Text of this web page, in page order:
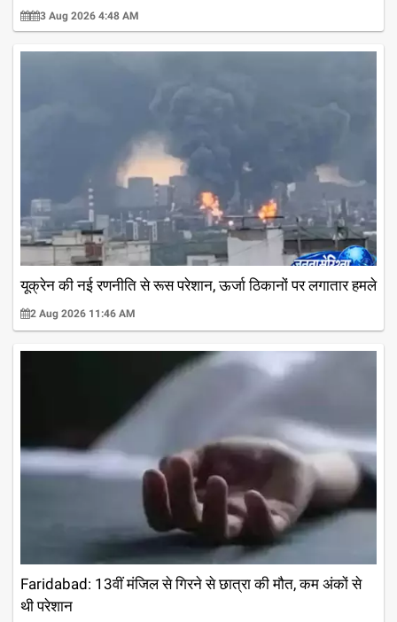
3 Aug 2026 4:48 AM
यूक्रेन की नई रणनीति से रूस परेशान, ऊर्जा ठिकानों पर लगातार हमले
2 Aug 2026 11:46 AM
Faridabad: 13वीं मंजिल से गिरने से छात्रा की मौत, कम अंकों से
थी परेशान